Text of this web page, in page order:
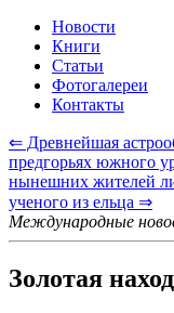
Новости
Книги
Статьи
Фотогалереи
Контакты
⇐ Древнейшая
предгорьях южного
нынешних жителей
ученого из ельца ⇒
Международные
Золотая